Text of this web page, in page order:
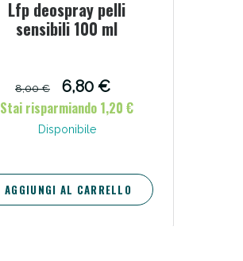
Lfp deospray pelli
sensibili 100 ml
8,00 €
6,80 €
Stai risparmiando 1,20 €
Disponibile
AGGIUNGI AL CARRELLO